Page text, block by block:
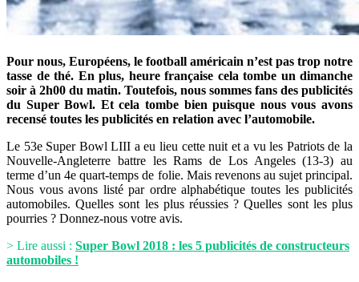
Pour nous, Européens, le football américain n’est pas trop notre
tasse de thé. En plus, heure française cela tombe un dimanche
soir à 2h00 du matin. Toutefois, nous sommes fans des publicités
du Super Bowl. Et cela tombe bien puisque nous vous avons
recensé toutes les publicités en relation avec l’automobile.
Le 53e Super Bowl LIII a eu lieu cette nuit et a vu les Patriots de la
Nouvelle-Angleterre battre les Rams de Los Angeles (13-3) au
terme d’un 4e quart-temps de folie. Mais revenons au sujet principal.
Nous vous avons listé par ordre alphabétique toutes les publicités
automobiles. Quelles sont les plus réussies ? Quelles sont les plus
pourries ? Donnez-nous votre avis.
> Lire aussi : Super Bowl 2018 : les 5 publicités de constructeurs
automobiles !